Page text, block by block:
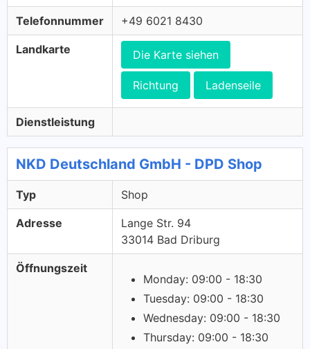
Telefonnummer +49 6021 8430
Landkarte Die Karte siehen
Richtung Ladenseile
Dienstleistung
NKD Deutschland GmbH - DPD Shop
Typ Shop
Adresse
Lange Str. 94
33014 Bad Driburg
Öffnungszeit
Monday: 09:00 - 18:30
Tuesday: 09:00 - 18:30
Wednesday: 09:00 - 18:30
Thursday: 09:00 - 18:30